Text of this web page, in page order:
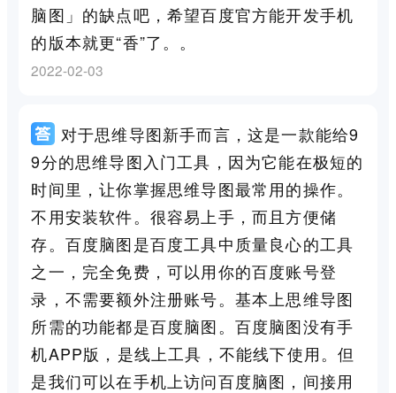
脑图」的缺点吧，希望百度官方能开发手机
的版本就更“香”了。。
2022-02-03
对于思维导图新手而言，这是一款能给9
9分的思维导图入门工具，因为它能在极短的
时间里，让你掌握思维导图最常用的操作。
不用安装软件。很容易上手，而且方便储
存。百度脑图是百度工具中质量良心的工具
之一，完全免费，可以用你的百度账号登
录，不需要额外注册账号。基本上思维导图
所需的功能都是百度脑图。百度脑图没有手
机APP版，是线上工具，不能线下使用。但
是我们可以在手机上访问百度脑图，间接用